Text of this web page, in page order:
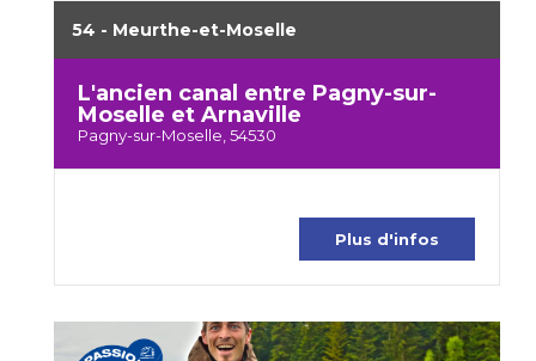
54 - Meurthe-et-Moselle
L'ancien canal entre Pagny-sur-
Moselle et Arnaville
Pagny-sur-Moselle, 54530
Plus d'infos